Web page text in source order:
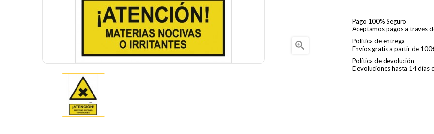

Pago 100% Seguro
Aceptamos pagos a través
Política de entrega
Envíos gratis a partir de
Política de devolución
Devoluciones hasta 14 días